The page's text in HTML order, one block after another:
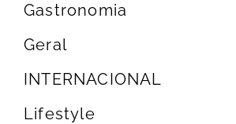
Gastronomia
Geral
INTERNACIONAL
Lifestyle